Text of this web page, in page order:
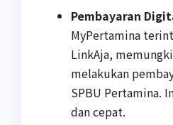
Pembayaran
MyPertamina
LinkAja,
melakukan
SPBU Pertamina.
dan cepat.